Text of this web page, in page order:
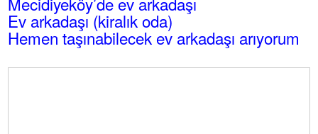
Ev arkadaşı (kiralık oda)
Hemen taşınabilecek ev arkadaşı arıyorum